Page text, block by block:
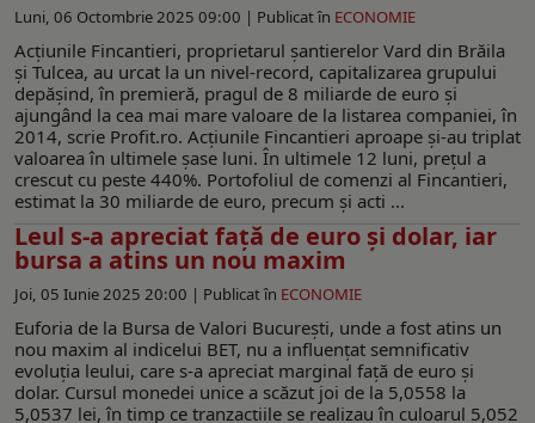
Luni, 06 Octombrie 2025 09:00 | Publicat în ECONOMIE
Acțiunile Fincantieri, proprietarul șantierelor Vard din Brăila
și Tulcea, au urcat la un nivel-record, capitalizarea grupului
depășind, în premieră, pragul de 8 miliarde de euro și
ajungând la cea mai mare valoare de la listarea companiei, în
2014, scrie Profit.ro. Acțiunile Fincantieri aproape și-au triplat
valoarea în ultimele șase luni. În ultimele 12 luni, prețul a
crescut cu peste 440%. Portofoliul de comenzi al Fincantieri,
estimat la 30 miliarde de euro, precum și acti ...
Leul s-a apreciat față de euro și dolar, iar
bursa a atins un nou maxim
Joi, 05 Iunie 2025 20:00 | Publicat în ECONOMIE
Euforia de la Bursa de Valori București, unde a fost atins un
nou maxim al indicelui BET, nu a influențat semnificativ
evoluția leului, care s-a apreciat marginal față de euro și
dolar. Cursul monedei unice a scăzut joi de la 5,0558 la
5,0537 lei, în timp ce tranzacțiile se realizau în culoarul 5,052